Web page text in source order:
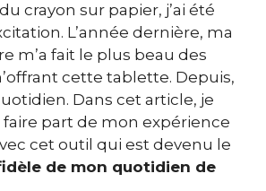
crayon sur papier, j’ai été
L’année dernière, ma
m’a fait le plus beau des
cette tablette. Depuis,
Dans cet article, je
part de mon expérience
cet outil qui est devenu le
de mon quotidien de